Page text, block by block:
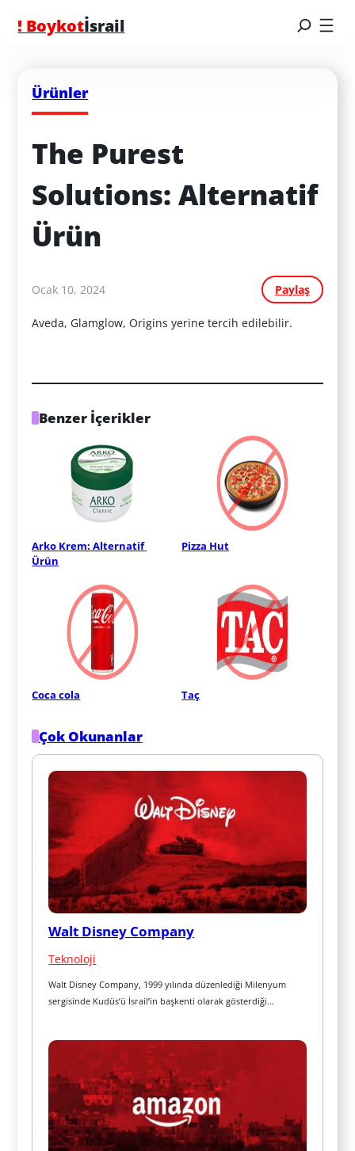
! Boykotİsrail
Ürünler
The Purest
Solutions: Alternatif
Ürün
Ocak 10, 2024 Paylaş
Aveda, Glamglow, Origins yerine tercih edilebilir.
Benzer İçerikler
Arko Krem: Alternatif
Ürün
Pizza Hut
Coca cola Taç
Çok Okunanlar
Walt Disney Company
Teknoloji
Walt Disney Company, 1999 yılında düzenlediği Milenyum
sergisinde Kudüs’ü İsrail’in başkenti olarak gösterdiği…